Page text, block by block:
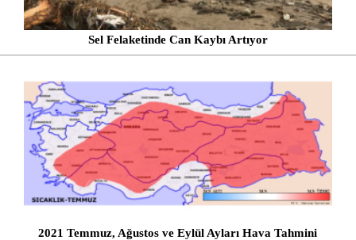
Sel Felaketinde Can Kaybı Artıyor
2021 Temmuz, Ağustos ve Eylül Ayları Hava Tahmini